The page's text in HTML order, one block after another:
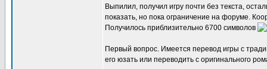
Выпилил, получил игру почти без текста,
показать, но пока ограничение на форуме.
Получилось приблизительно 6700 символов
Первый вопрос. Имеется перевод игры с
его юзать или переводить с оригинального